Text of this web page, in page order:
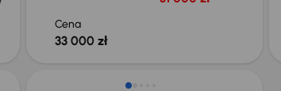
Cena
33 000 zł